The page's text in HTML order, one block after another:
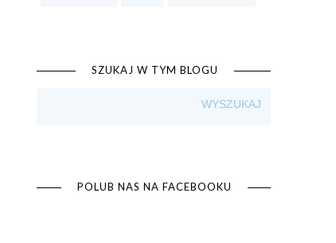
SZUKAJ W TYM BLOGU
POLUB NAS NA FACEBOOKU